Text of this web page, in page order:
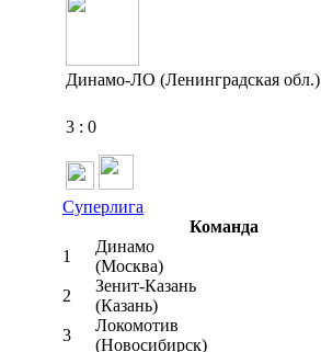
Динамо-ЛО (Ленинградская обл.)
3 : 0
Суперлига
Команда
1
Динамо
(Москва)
2
Зенит-Казань
(Казань)
3
Локомотив
(Новосибирск)